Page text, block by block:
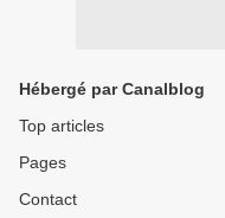
Hébergé par Canalblog
Top articles
Pages
Contact